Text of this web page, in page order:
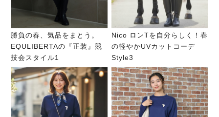
勝負の春、気品をまとう。
EQULIBERTAの『正装』競
技会スタイル1
Nico ロンTを自分らしく！春
の軽やかUVカットコーデ
Style3